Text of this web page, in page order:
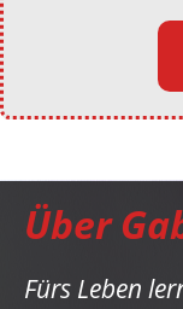
Über
Fürs Leben